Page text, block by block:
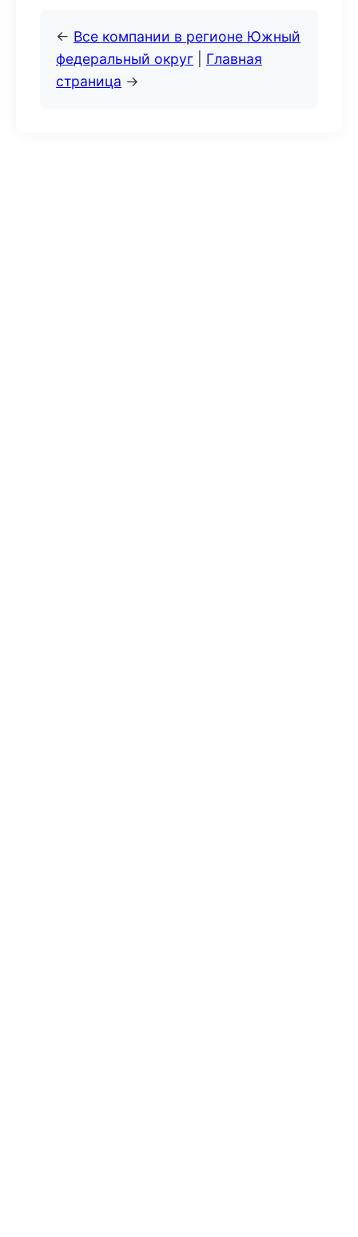
← Все компании в регионе Южный
федеральный округ
Главная
страница →